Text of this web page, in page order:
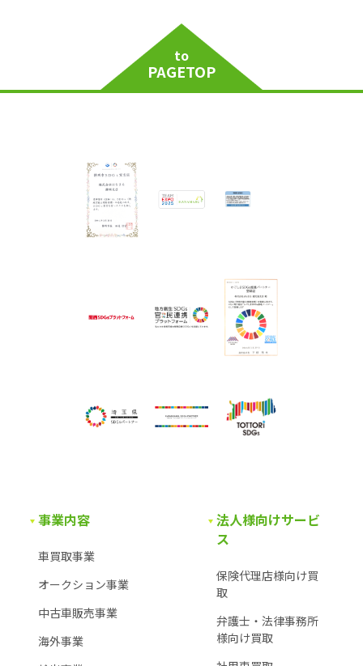
to
PAGETOP
事業内容
車買取事業
オークション事業
中古車販売事業
海外事業
法人様向けサービ
ス
保険代理店様向け買
取
弁護士・法律事務所
様向け買取